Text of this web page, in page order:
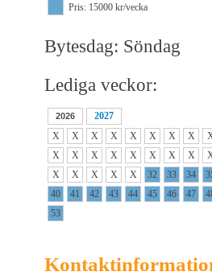
Pris: 15000 kr/vecka
Bytesdag: Söndag
Lediga veckor:
2026
2027
X
X X X X X X X
X
X X X X X X X
X
X X X X 32 33 34
40
41 42 43 44 45 46 47
53